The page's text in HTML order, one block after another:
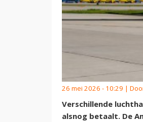
26 mei 2026 - 10:29 |
Verschillende
alsnog betaalt. De